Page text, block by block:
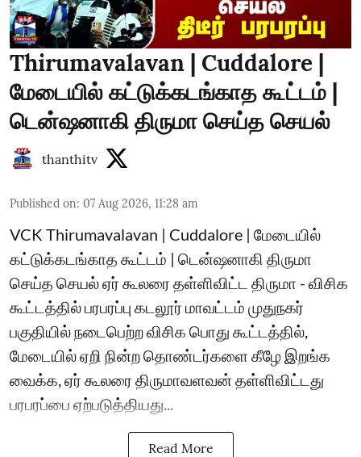
Thirumavalavan | Cuddalore |
மேடையில் கட்டுக்கடங்காத கூட்டம் |
டென்ஷனாகி திருமா செய்த செயல்
thanthitv
Published on: 07 Aug 2026, 11:28 am
VCK Thirumavalavan | Cuddalore | மேடையில்
கட்டுக்கடங்காத கூட்டம் | டென்ஷனாகி திருமா
செய்த செயல் ஏர் கூலரை தள்ளிவிட்ட திருமா - விசிக
கூட்டத்தில் பரபரப்பு கடலூர் மாவட்டம் முதுநகர்
பகுதியில் நடைபெற்ற விசிக பொது கூட்டத்தில்,
மேடையில் ஏறி நின்ற தொண்டர்களை கீழே இறங்க
வைக்க, ஏர் கூலரை திருமாவளவன் தள்ளிவிட்டது
பரபரப்பை ஏற்படுத்தியது...
Read More